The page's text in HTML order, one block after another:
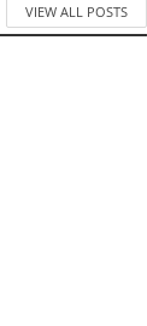
VIEW ALL POSTS